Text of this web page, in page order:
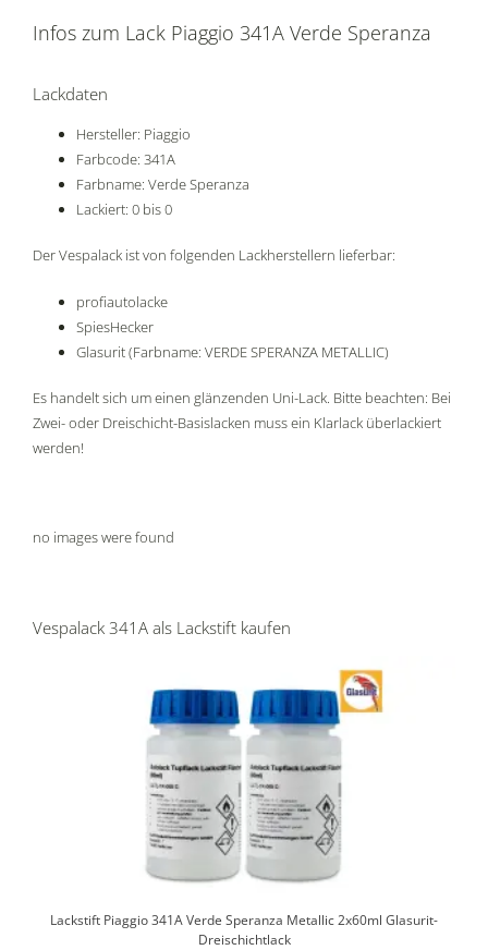
Infos zum Lack Piaggio 341A Verde Speranza
Lackdaten
Hersteller: Piaggio
Farbcode: 341A
Farbname: Verde Speranza
Lackiert: 0 bis 0
Der Vespalack ist von folgenden Lackherstellern lieferbar:
profiautolacke
SpiesHecker
Glasurit (Farbname: VERDE SPERANZA METALLIC)
Es handelt sich um einen glänzenden Uni-Lack. Bitte beachten: Bei
Zwei- oder Dreischicht-Basislacken muss ein Klarlack überlackiert
werden!
no images were found
Vespalack 341A als Lackstift kaufen
Lackstift Piaggio 341A Verde Speranza Metallic 2x60ml Glasurit-
Dreischichtlack